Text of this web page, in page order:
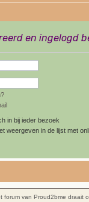
en ingelogd
in bij ieder bezoek
weergeven in de lijst met
forum van Proud2bme draait